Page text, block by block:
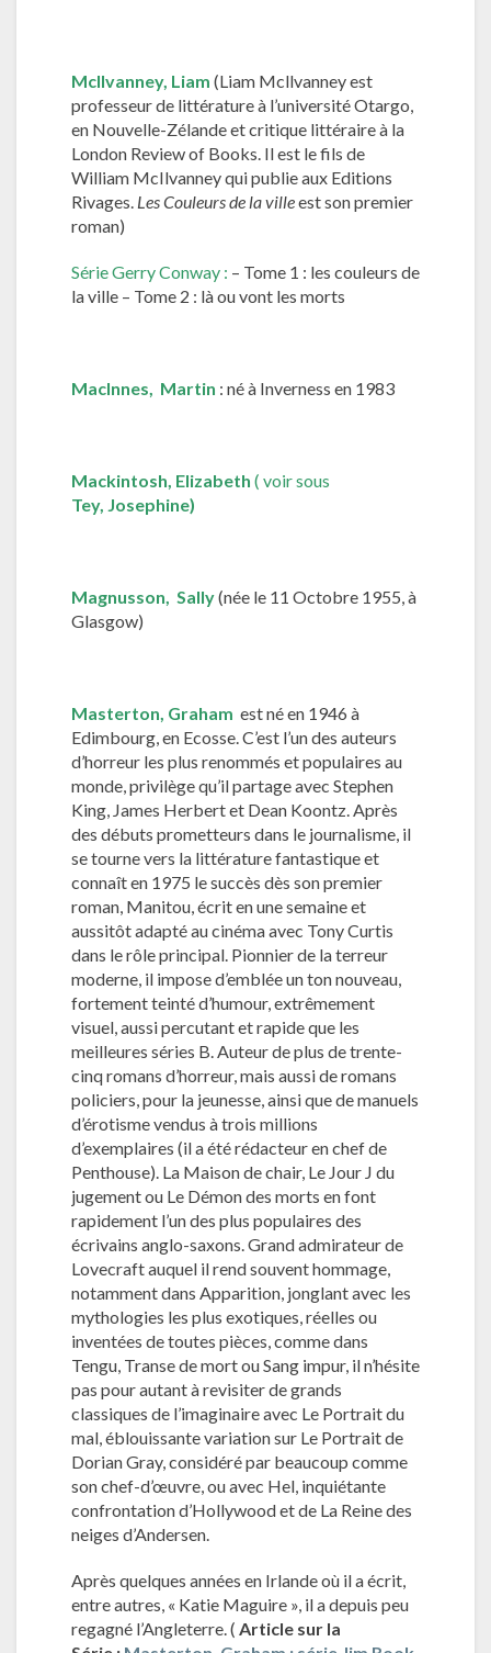
McIlvanney, Liam (Liam Mcllvanney est
professeur de littérature à l’université Otargo,
en Nouvelle-Zélande et critique littéraire à la
London Review of Books. Il est le fils de
William McIlvanney qui publie aux Editions
Rivages. Les Couleurs de la villeest son premier
roman)
Série Gerry Conway : – Tome 1 : les couleurs de
la ville – Tome 2 : là ou vont les morts
MacInnes, Martin : né à Inverness en 1983
Mackintosh, Elizabeth ( voir sous
Tey, Josephine)
Magnusson, Sally(née le 11 Octobre 1955, à
Glasgow)
Masterton, Graham est né en 1946 à
Edimbourg, en Ecosse. C’est l’un des auteurs
d’horreur les plus renommés et populaires au
monde, privilège qu’il partage avec Stephen
King, James Herbert et Dean Koontz. Après
des débuts prometteurs dans le journalisme, il
se tourne vers la littérature fantastique et
connaît en 1975 le succès dès son premier
roman, Manitou, écrit en une semaine et
aussitôt adapté au cinéma avec Tony Curtis
dans le rôle principal. Pionnier de la terreur
moderne, il impose d’emblée un ton nouveau,
fortement teinté d’humour, extrêmement
visuel, aussi percutant et rapide que les
meilleures séries B. Auteur de plus de trente-
cinq romans d’horreur, mais aussi de romans
policiers, pour la jeunesse, ainsi que de manuels
d’érotisme vendus à trois millions
d’exemplaires (il a été rédacteur en chef de
Penthouse). La Maison de chair, Le Jour J du
jugement ou Le Démon des morts en font
rapidement l’un des plus populaires des
écrivains anglo-saxons. Grand admirateur de
Lovecraft auquel il rend souvent hommage,
notamment dans Apparition, jonglant avec les
mythologies les plus exotiques, réelles ou
inventées de toutes pièces, comme dans
Tengu, Transe de mort ou Sang impur, il n’hésite
pas pour autant à revisiter de grands
classiques de l’imaginaire avec Le Portrait du
mal, éblouissante variation sur Le Portrait de
Dorian Gray, considéré par beaucoup comme
son chef-d’œuvre, ou avec Hel, inquiétante
confrontation d’Hollywood et de La Reine des
neiges d’Andersen.
Après quelques années en Irlande où il a écrit,
entre autres, « Katie Maguire », il a depuis peu
regagné l’Angleterre. ( Article sur la